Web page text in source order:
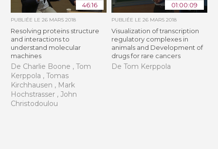
46:16
PUBLIÉE LE26 MARS 2018
Resolving proteins structure
and interactions to
understand molecular
machines
De Charlie Boone , Tom
Kerppola , Tomas
Kirchhausen , Mark
Hochstrasser , John
Christodoulou
01:00:09
PUBLIÉE LE 26 MARS 2018
Visualization of transcription
regulatory complexes in
animals and Development of
drugs for rare cancers
De Tom Kerppola